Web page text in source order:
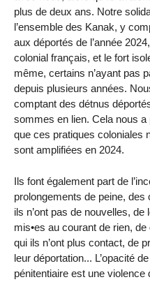
plus de deux ans. Notre
l’ensemble des Kanak, y
aux déportés de l’année
colonial français, et le fort
même, certains n’ayant pas
depuis plusieurs années.
comptant des détnus
sommes en lien. Cela nous
que ces pratiques coloniales
sont amplifiées en 2024.
Ils font également part de
prolongements de peine,
ils n’ont pas de nouvelles, de
mis•es au courant de rien,
qui ils n’ont plus contact, de
leur déportation... L’opacité
pénitentiaire est une